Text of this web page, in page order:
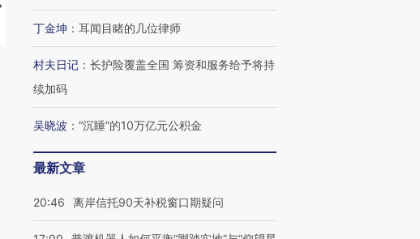
【推广】走进第四届链博
会，让数智科技“链”接产
【特别呈现】寻找100种
有意思的生活方式·第三对
【商旅对话】华住集团
丁金坤 ： 耳闻目睹的几位律师
村夫日记 ： 长护险覆盖全国 筹资和服务给予将持
续加码
吴晓波 ： “沉睡”的10万亿元公积金
最新文章
20:46 离岸信托90天补税窗口期疑问